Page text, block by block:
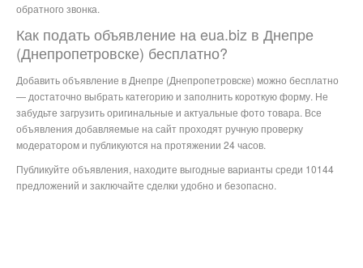
обратного звонка.
Как подать объявление на eua.biz в Днепре
(Днепропетровске) бесплатно?
Добавить объявление в Днепре (Днепропетровске) можно бесплатно
— достаточно выбрать категорию и заполнить короткую форму. Не
забудьте загрузить оригинальные и актуальные фото товара. Все
объявления добавляемые на сайт проходят ручную проверку
модератором и публикуются на протяжении 24 часов.
Публикуйте объявления, находите выгодные варианты среди 10144
предложений и заключайте сделки удобно и безопасно.